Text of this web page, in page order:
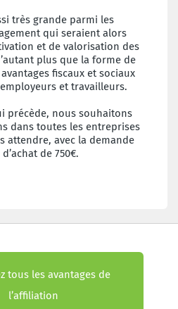
très grande parmi les
qui seraient alors
et de valorisation des
plus que la forme de
fiscaux et sociaux
et travailleurs.
précède, nous souhaitons
dans toutes les entreprises
attendre, avec la demande
de 750€.
tous les avantages de
l’affiliation